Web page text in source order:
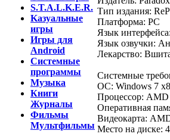
S.T.A.L.K.E.R.
Kазуальные
игры
Игры для
Android
Системные
программы
Музыка
Книги
Журналы
Фильмы
Мультфильмы
Тип издания:
Платформа: PC
Язык
Язык озвучки:
Лекарство:
Cистемные
ОС: Windows 7
Процессор: AMD
Оперативная
Видеокарта:
Место на диске: